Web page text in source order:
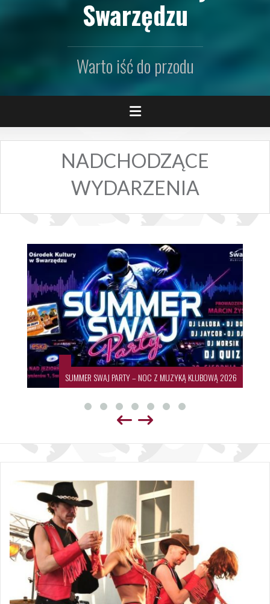
Swarzędzu
Warto iść do przodu
NADCHODZĄCE
WYDARZENIA
SUMMER SWAJ PARTY – NOC Z MUZYKĄ KLUBOWĄ 2026